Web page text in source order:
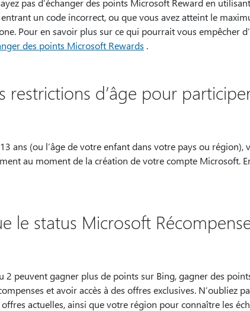
pas d’échanger des points Microsoft Reward en
un code incorrect, ou que vous avez atteint le
Pour en savoir plus sur ce qui pourrait vous empêcher
des points Microsoft Rewards .
restrictions d’âge pour
ans (ou l’âge de votre enfant dans votre pays ou
au moment de la création de votre compte Microsoft.
le status Microsoft
2 peuvent gagner plus de points sur Bing, gagner des
et avoir accès à des offres exclusives. N’oubliez
actuelles, ainsi que votre région pour connaître les